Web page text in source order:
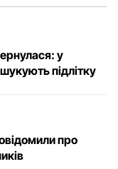
у
підлітку
про